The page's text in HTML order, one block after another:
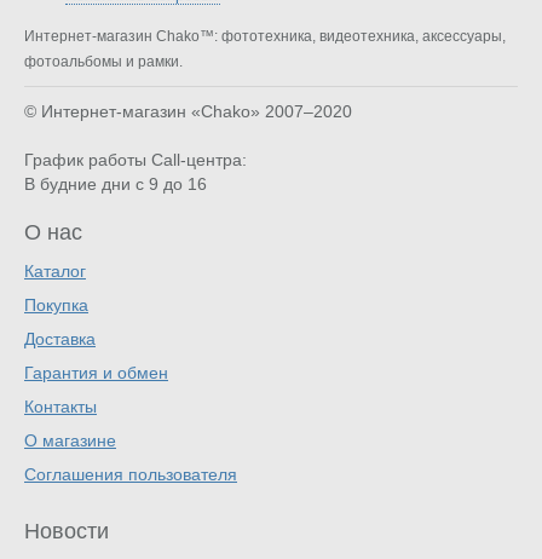
Интернет-магазин Chako™: фототехника, видеотехника, аксессуары,
фотоальбомы и рамки.
© Интернет-магазин «Chako» 2007–2020
График работы Call-центра:
В будние дни с 9 до 16
О нас
Каталог
Покупка
Доставка
Гарантия и обмен
Контакты
О магазине
Соглашения пользователя
Новости